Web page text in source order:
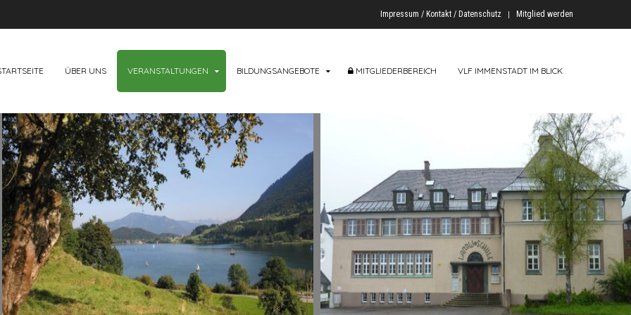
Impressum / Kontakt / Datenschutz Mitglied werden
ÜBER UNS VERANSTALTUNGEN BILDUNGSANGEBOTE MITGLIEDERBEREICH VLF IMMENSTADT IM BLICK